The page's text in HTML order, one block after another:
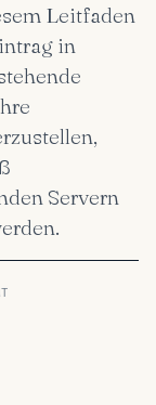
Leitfaden
in
Servern